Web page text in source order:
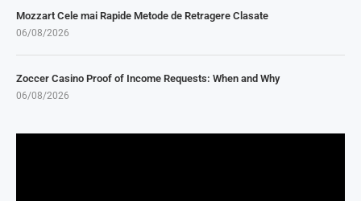
Mozzart Cele mai Rapide Metode de Retragere Clasate
06/08/2026
Zoccer Casino Proof of Income Requests: When and Why
06/08/2026